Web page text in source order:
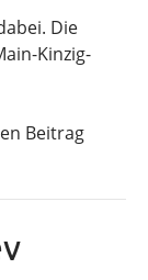
Die
Kinzig-
Beitrag